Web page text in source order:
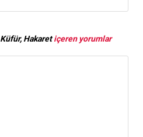
Küfür, Hakaretiçeren yorumlar